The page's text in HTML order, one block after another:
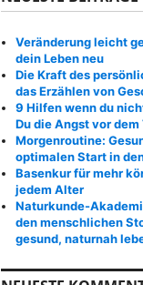
n
c
:
Veränderung leicht
dein Leben neu
Die Kraft des
das Erzählen von
9 Hilfen wenn du
Du die Angst vor
Morgenroutine:
optimalen Start in
Basenkur für mehr
jedem Alter
Naturkunde-
den menschlichen
gesund, naturnah